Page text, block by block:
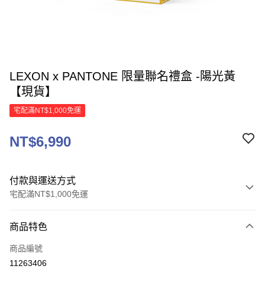
LEXON x PANTONE 限量聯名禮盒 -陽光黃
【現貨】
宅配滿NT$1,000免運
NT$6,990
付款與運送方式
宅配滿NT$1,000免運
信用卡一次付款
信用卡分期付款
商品特色
商品編號
11263406